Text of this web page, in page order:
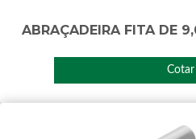
ABRAÇADEIRA FITA DE
Cotar